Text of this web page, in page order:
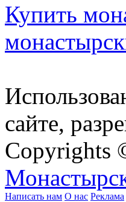
Купить
сайте,
Copyrights
Написать нам О нас Реклама